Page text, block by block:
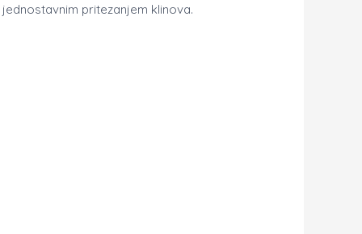
pritezanjem klinova.